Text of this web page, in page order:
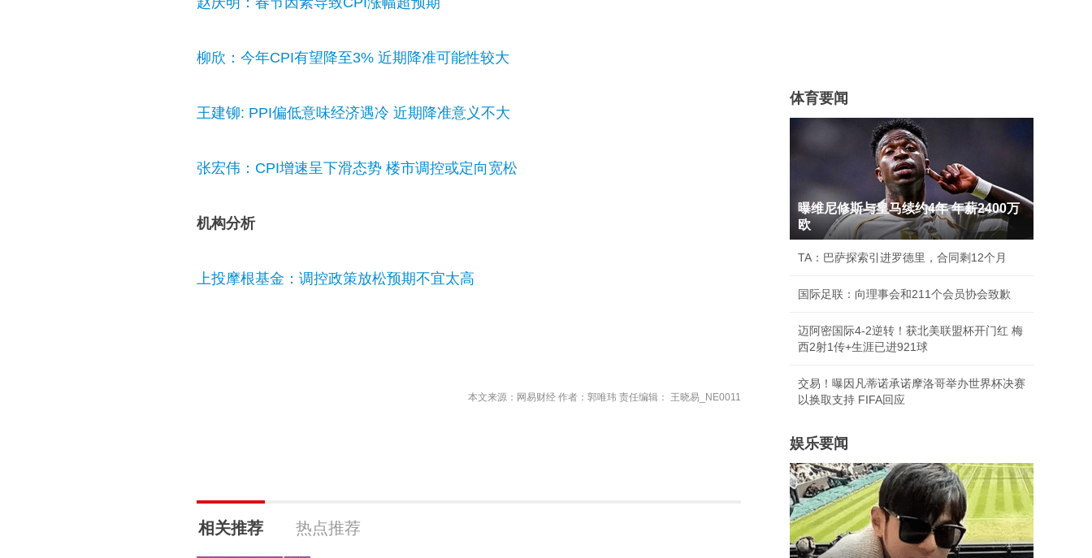
柳欣：今年CPI有望降至3% 近期降准可能性较大
王建铆: PPI偏低意味经济遇冷 近期降准意义不大
张宏伟：CPI增速呈下滑态势 楼市调控或定向宽松
机构分析
上投摩根基金：调控政策放松预期不宜太高
本文来源：网易财经 作者：郭唯玮 责任编辑： 王晓易_NE0011
相关推荐 热点推荐
体育要闻
曝维尼修斯与皇马续约4年 年薪2400万
欧
TA：巴萨探索引进罗德里，合同剩12个月
国际足联：向理事会和211个会员协会致歉
迈阿密国际4-2逆转！获北美联盟杯开门红 梅
西2射1传+生涯已进921球
交易！曝因凡蒂诺承诺摩洛哥举办世界杯决赛
以换取支持 FIFA回应
娱乐要闻